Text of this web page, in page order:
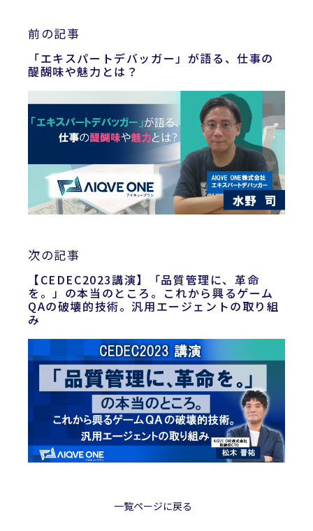
前の記事
「エキスパートデバッガー」が語る、仕事の
醍醐味や魅力とは？
次の記事
【CEDEC2023講演】「品質管理に、革命
を。」の本当のところ。これから興るゲーム
QAの破壊的技術。汎用エージェントの取り組
み
一覧ページに戻る